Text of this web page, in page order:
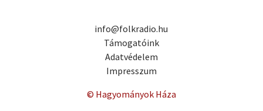
info@folkradio.hu
Támogatóink
Adatvédelem
Impresszum
© Hagyományok Háza